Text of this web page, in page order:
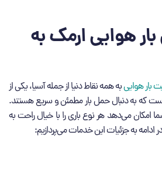
هوایی ارمک به
بار هواییبه همه نقاط دنیا از جمله آسیا، یکی از
است که به دنبال حمل بار مطمئن و سریع هستند.
می‌دهد هر نوع باری را با خیال راحت به
ادامه به جزئیات این خدمات می‌پردازیم: